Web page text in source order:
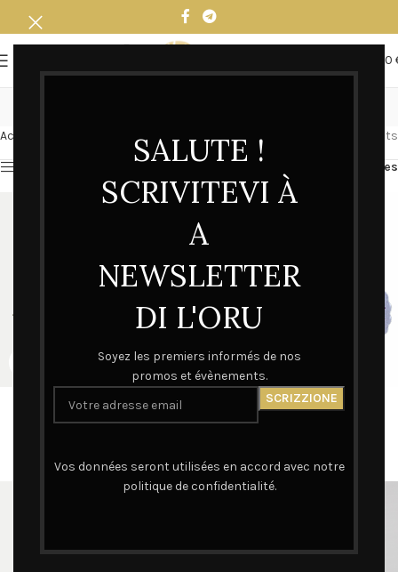
SALUTE !
SCRIVITEVI À
A
NEWSLETTER
DI L'ORU
Soyez les premiers informés de nos
promos et évènements.
Vos données seront utilisées en accord avec notre
politique de confidentialité.
0,00
Accueil Affichage de 1–12 sur 14 résultats
Afficher la barre latérale Filtres
Brodée en Kaki
75,00€
Sticker Madonuccia | L’Oru